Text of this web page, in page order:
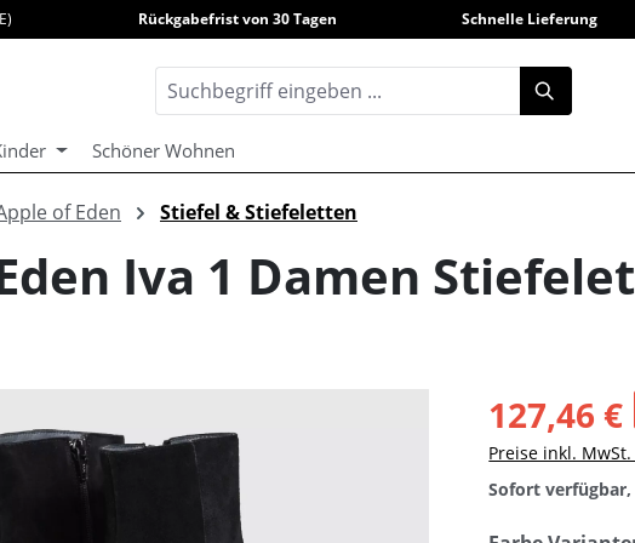
Rückgabefrist von 30 Tagen Schnelle Lieferung
Schöner Wohnen
of Eden Stiefel & Stiefeletten
Iva 1 Damen
127,46 €
Preise inkl.
Sofort